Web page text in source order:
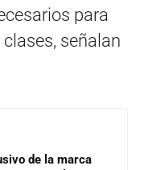
para
señalan
de la marca